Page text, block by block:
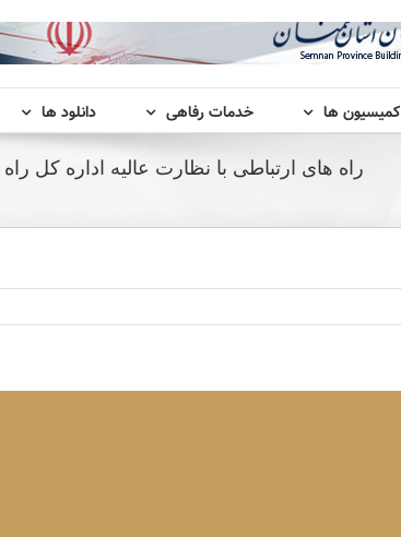
کمیسیون ها خدمات رفاهی دانلود ها
راه های ارتباطی با نظارت عالیه اداره کل